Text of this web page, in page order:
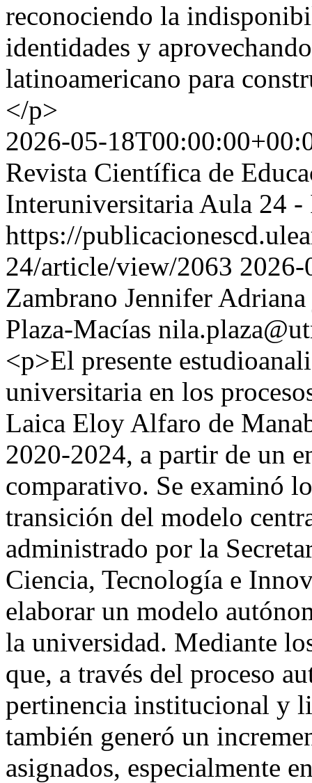
reconociendo la
identidades y
latinoamericano para
</p>
2026-05-
Revista Científica de
Interuniversitaria Aula 24
https://
24/article/view/2063
Zambrano Jennifer Adriana
Plaza-Macías
<p>El presente
universitaria en los
Laica Eloy Alfaro de
2020-2024, a partir de un
comparativo. Se examinó
transición del modelo
administrado por la
Ciencia, Tecnología e
elaborar un modelo
la universidad. Mediante
que, a través del proceso
pertinencia institucional y
también generó un
asignados, especialmente